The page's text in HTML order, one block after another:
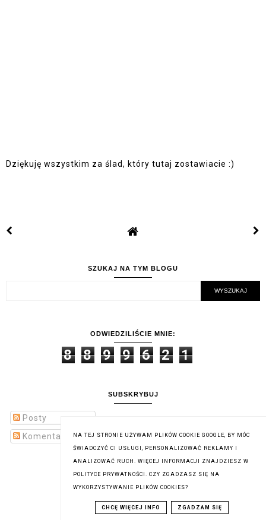
Dziękuję wszystkim za ślad, który tutaj zostawiacie :)
SZUKAJ NA TYM BLOGU
ODWIEDZILIŚCIE MNIE:
8 8 9 9 6 2 1
SUBSKRYBUJ
Posty
KomentarzeNA TEJ STRONIE UŻYWAM PLIKÓW COOKIE GOOGLE, BY MÓC
ŚWIADCZYĆ CI USŁUGI, PERSONALIZOWAĆ REKLAMY I
ANALIZOWAĆ RUCH. WIĘCEJ INFORMACJI ZNAJDZIESZ W
POLITYCE PRYWATNOŚCI. CZY ZGADZASZ SIĘ NA
WYKORZYSTYWANIE PLIKÓW COOKIES?
CHCĘ WIĘCEJ INFO ZGADZAM SIĘ